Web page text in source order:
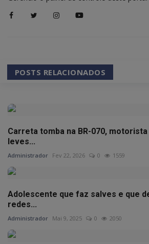
POSTS RELACIONADOS
Carreta tomba na BR-070,
leves...
Administrador Fev 22, 2026 0 1559
Adolescente que faz salves e que
redes...
Administrador Mai 9, 2025 0 2050